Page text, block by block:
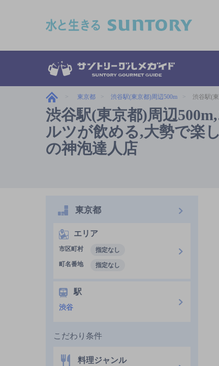
東京都 渋谷駅(東京都)周辺500m 渋谷駅(
渋谷駅(東京都)周辺
ルツが飲める,大勢で楽
の神泡達人店
東京都
エリア
市区町村
指定なし
町名番地
指定なし
駅
渋谷
こだわり条件
料理ジャンル